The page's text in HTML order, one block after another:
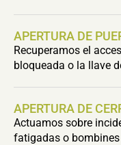
APERTURA DE
Recuperamos el
bloqueada o la llave
APERTURA DE
Actuamos sobre
fatigadas o